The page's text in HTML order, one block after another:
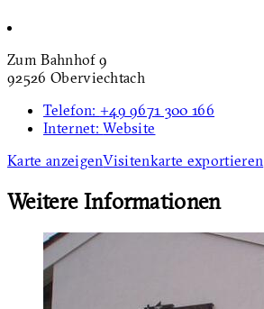
Zum Bahnhof 9
92526 Oberviechtach
Telefon: +49 9671 300 166
Internet:Website
Karte anzeigenVisitenkarte exportieren
Weitere Informationen